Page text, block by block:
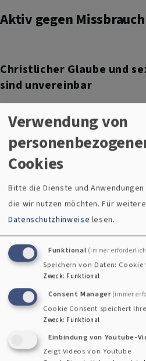
Aktiv gegen
Christlicher Glaube und
sind unvereinbar
Sexualisierte Gewalt – sexueller
Jugendlichen und Erwachsenen,
Grenzüberschreitungen kommen
Kirche. Mit dem christlichen
christlichem Verständnis besitzt
Würde, egal welches
Hautfarbe oder welche
Verfassung er hat.
Prävention
Kontaktformular
Verwendung von
Cookies
Bitte die Dienste und
die wir nutzen möchten.Für
Datenschutzhinweise lesen.
Funktional (immer
Speichern von Daten:
Zweck: Funktional
Consent Manager (immer
Cookie Consent speichert
Zweck: Funktional
Einbindung von Youtube-
Zeigt Videos von Youtube